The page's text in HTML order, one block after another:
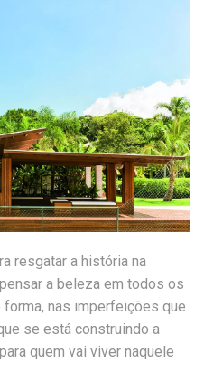
resgatar a história na
a beleza em todos os
nas imperfeições que
se está construindo a
quem vai viver naquele